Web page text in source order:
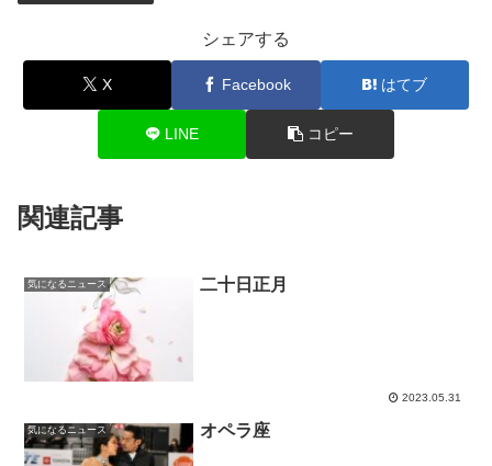
シェアする
X Facebook はてブ
LINE コピー
関連記事
気になるニュース 二十日正月
2023.05.31
気になるニュース オペラ座